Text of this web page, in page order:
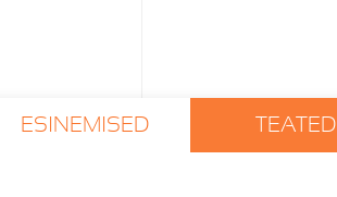
ESINEMISED TEATED